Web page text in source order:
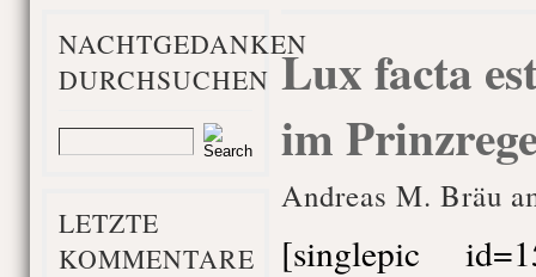
NACHTGEDANKEN
DURCHSUCHEN
LETZTE
KOMMENTARE
Lux facta
im
Andreas M. Bräu
[singlepic